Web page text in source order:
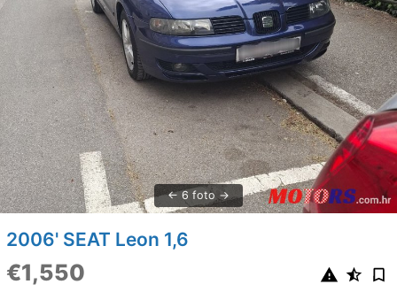
6 foto
2006' SEAT Leon 1,6
€1,550